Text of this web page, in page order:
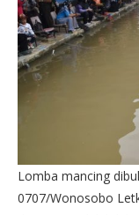
Lomba mancing
0707/Wonosobo